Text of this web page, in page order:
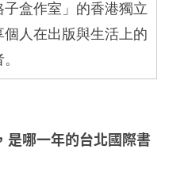
盒作室」的香港獨立
個人在出版與生活上的
是哪一年的台北國際書